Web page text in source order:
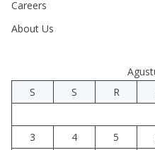
Careers
About Us
S
S R
3
4 5